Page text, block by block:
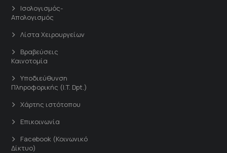
Ισολογισμός-
Απολογισμός
Λίστα Χειρουργείων
Βραβεύσεις
Καινοτομία
Υποδιεύθυνση
Πληροφορικής (I.T. Dpt.)
Χάρτης ιστότοπου
Επικοινωνία
Facebook (Κοινωνικό
Δίκτυο)